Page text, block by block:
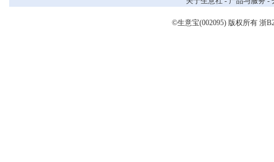
©生意宝(002095) 版权所有 浙